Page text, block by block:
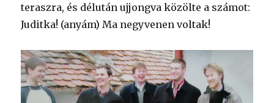
teraszra, és délután ujjongva közölte a számot:
Juditka! (anyám) Ma negyvenen voltak!